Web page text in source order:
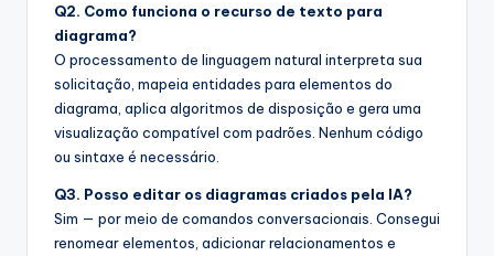
Q2. Como funciona o recurso de texto para
diagrama?
O processamento de linguagem natural interpreta sua
solicitação, mapeia entidades para elementos do
diagrama, aplica algoritmos de disposição e gera uma
visualização compatível com padrões. Nenhum código
ou sintaxe é necessário.
Q3. Posso editar os diagramas criados pela IA?
Sim — por meio de comandos conversacionais. Consegui
renomear elementos, adicionar relacionamentos e